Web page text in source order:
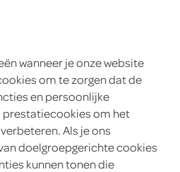
4 personen
wanneer je onze website
om te zorgen dat de
en persoonlijke
prestatiecookies om het
Als je ons
doelgroepgerichte cookies
kunnen tonen die